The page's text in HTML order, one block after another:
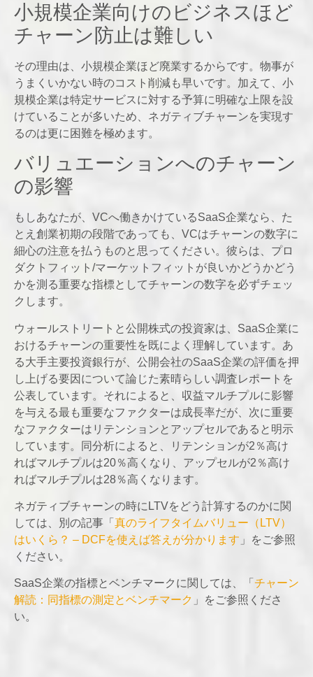
小規模企業向けのビジネスほど
チャーン防止は難しい
その理由は、小規模企業ほど廃業するからです。物事が
うまくいかない時のコスト削減も早いです。加えて、小
規模企業は特定サービスに対する予算に明確な上限を設
けていることが多いため、ネガティブチャーンを実現す
るのは更に困難を極めます。
バリュエーションへのチャーン
の影響
もしあなたが、VCへ働きかけているSaaS企業なら、た
とえ創業初期の段階であっても、VCはチャーンの数字に
細心の注意を払うものと思ってください。彼らは、プロ
ダクトフィット/マーケットフィットが良いかどうかどう
かを測る重要な指標としてチャーンの数字を必ずチェッ
クします。
ウォールストリートと公開株式の投資家は、SaaS企業に
おけるチャーンの重要性を既によく理解しています。あ
る大手主要投資銀行が、公開会社のSaaS企業の評価を押
し上げる要因について論じた素晴らしい調査レポートを
公表しています。それによると、収益マルチプルに影響
を与える最も重要なファクターは成長率だが、次に重要
なファクターはリテンションとアップセルであると明示
しています。同分析によると、リテンションが2％高け
ればマルチプルは20％高くなり、アップセルが2％高け
ればマルチプルは28％高くなります。
ネガティブチャーンの時にLTVをどう計算するのかに関
しては、別の記事「 真のライフタイムバリュー（LTV）
はいくら？ – DCFを使えば答えが分かります 」をご参照
ください。
SaaS企業の指標とベンチマークに関しては、「 チャーン
解読：同指標の測定とベンチマーク 」をご参照くださ
い。